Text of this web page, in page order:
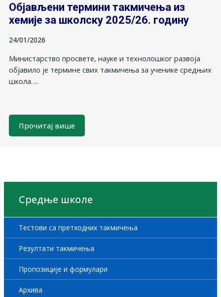
Средње школе
Тестови са претходних такмичења
Резултати такмичења
Пропозиције и формулари
Архива
Објављени термини такмичења из
хемије за школску 2025/26. годину
24/01/2026
Министарство просвете, науке и технолошког развоја
објавило је термине свих такмичења за ученике средњих
школа….
Прочитај више